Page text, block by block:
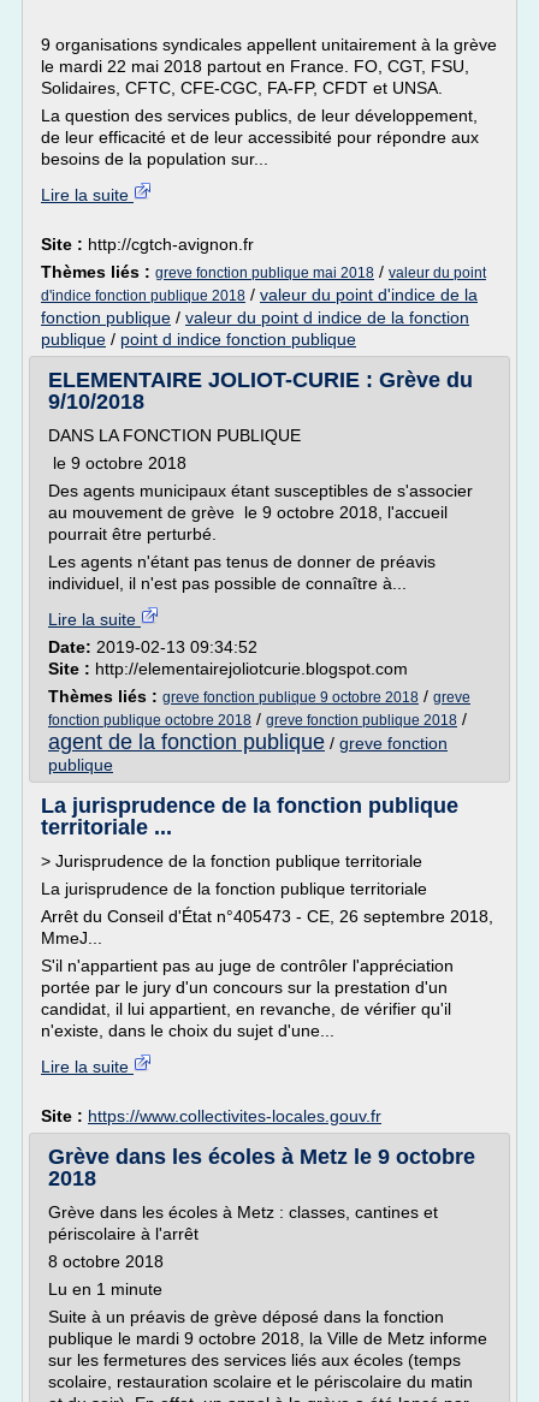
9 organisations syndicales appellent unitairement à la grève
le mardi 22 mai 2018 partout en France. FO, CGT, FSU,
Solidaires, CFTC, CFE-CGC, FA-FP, CFDT et UNSA.
La question des services publics, de leur développement,
de leur efficacité et de leur accessibité pour répondre aux
besoins de la population sur...
Lire la suite
Site : http://cgtch-avignon.fr
Thèmes liés : greve fonction publique mai 2018 / valeur du point
d'indice fonction publique 2018 / valeur du point d'indice de la
fonction publique / valeur du point d indice de la fonction
publique / point d indice fonction publique
ELEMENTAIRE JOLIOT-CURIE : Grève du
9/10/2018
DANS LA FONCTION PUBLIQUE
le 9 octobre 2018
Des agents municipaux étant susceptibles de s'associer
au mouvement de grève le 9 octobre 2018, l'accueil
pourrait être perturbé.
Les agents n'étant pas tenus de donner de préavis
individuel, il n'est pas possible de connaître à...
Lire la suite
Date: 2019-02-13 09:34:52
Site : http://elementairejoliotcurie.blogspot.com
Thèmes liés : greve fonction publique 9 octobre 2018 / greve
fonction publique octobre 2018 / greve fonction publique 2018 /
agent de la fonction publique / greve fonction
publique
La jurisprudence de la fonction publique
territoriale ...
> Jurisprudence de la fonction publique territoriale
La jurisprudence de la fonction publique territoriale
Arrêt du Conseil d'État n°405473 - CE, 26 septembre 2018,
MmeJ...
S'il n'appartient pas au juge de contrôler l'appréciation
portée par le jury d'un concours sur la prestation d'un
candidat, il lui appartient, en revanche, de vérifier qu'il
n'existe, dans le choix du sujet d'une...
Lire la suite
Site : https://www.collectivites-locales.gouv.fr
Grève dans les écoles à Metz le 9 octobre
2018
Grève dans les écoles à Metz : classes, cantines et
périscolaire à l'arrêt
8 octobre 2018
Lu en 1 minute
Suite à un préavis de grève déposé dans la fonction
publique le mardi 9 octobre 2018, la Ville de Metz informe
sur les fermetures des services liés aux écoles (temps
scolaire, restauration scolaire et le périscolaire du matin